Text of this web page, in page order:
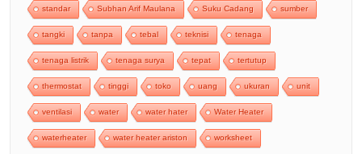
standar Subhan Arif Maulana Suku Cadang sumber
tangki tanpa tebal teknisi tenaga
tenaga listrik tenaga surya tepat tertutup
thermostat tinggi toko uang ukuran unit
ventilasi water water hater Water Heater
waterheater water heater ariston worksheet